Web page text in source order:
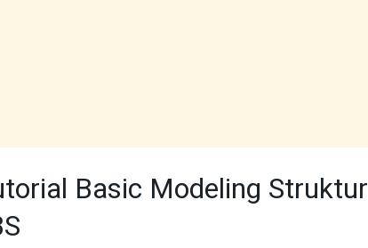
Basic Modeling Struktur